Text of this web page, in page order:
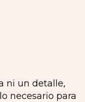
ni un detalle,
necesario para